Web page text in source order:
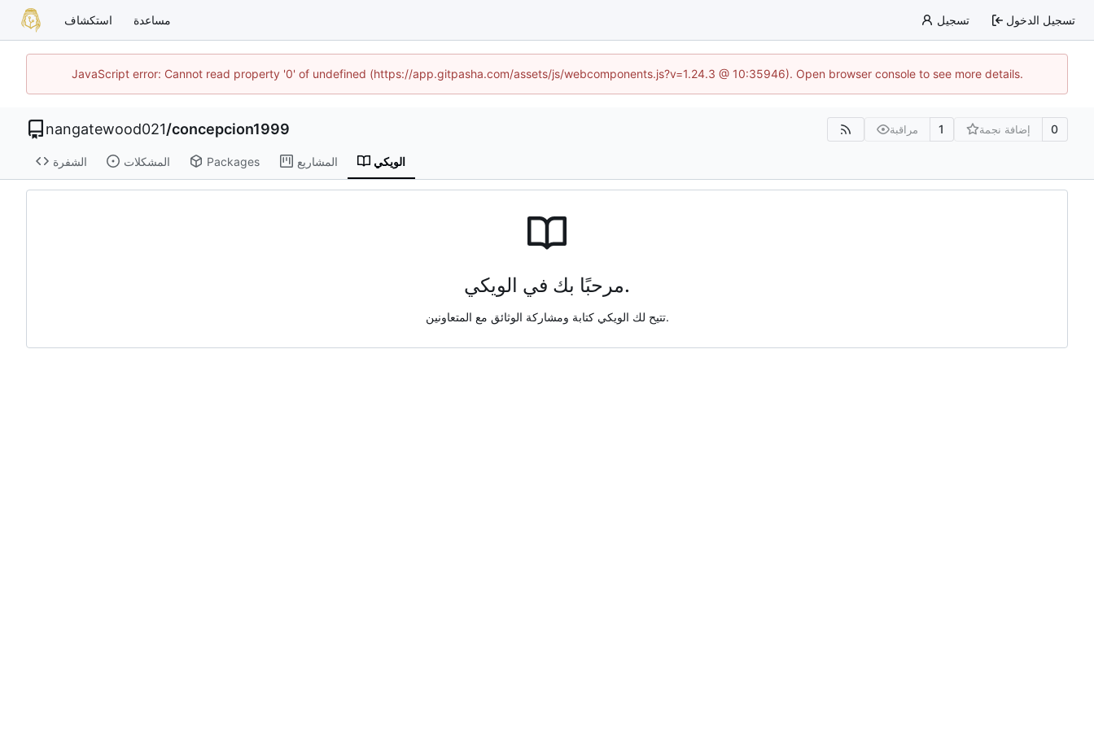
استكشاف مساعدة تسجيل تسجيل الدخول
JavaScript error: Cannot read property '0' of undefined (https://app.gitpasha.com/assets/js/webcomponents.js?v=1.24.3 @ 10:35946). Open browser console to see more details.
nangatewood021/concepcion1999 مراقبة 1 إضافة نجمة 0
الشفرة المشكلات Packages المشاريع الويكي
مرحبًا بك في الويكي.
تتيح لك الويكي كتابة ومشاركة الوثائق مع المتعاونين.